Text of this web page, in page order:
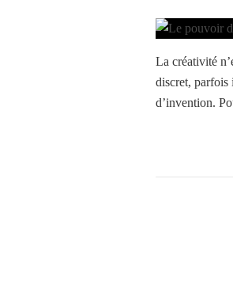
La créativité
discret, parfois
d’invention.